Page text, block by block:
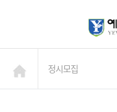
정시모집